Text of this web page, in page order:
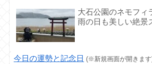
大石公園のネモフィ
雨の日も美しい絶景
今日の運勢と記念日 (※新規画面が開きま